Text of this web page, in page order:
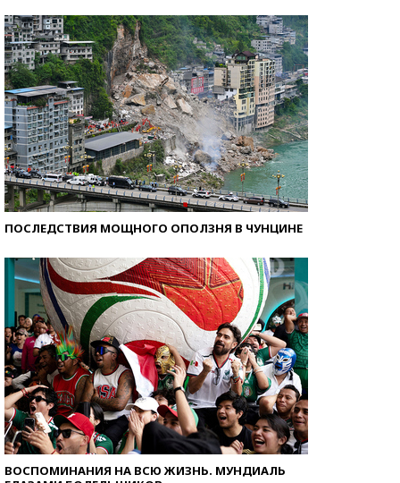
ПОСЛЕДСТВИЯ МОЩНОГО ОПОЛЗНЯ В ЧУНЦИНЕ
ВОСПОМИНАНИЯ НА ВСЮ ЖИЗНЬ. МУНДИАЛЬ